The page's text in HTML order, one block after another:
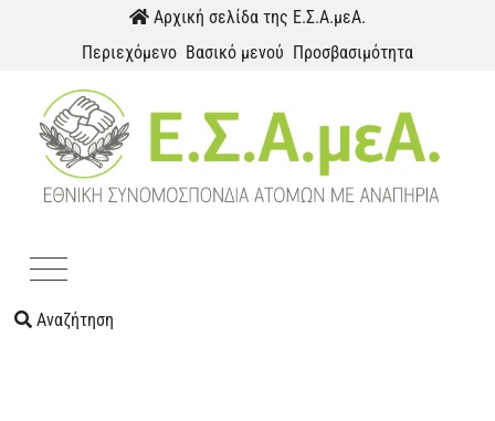
Παράκαμψη προς το περιεχόμενοΑρχική σελίδα της Ε.Σ.Α.μεΑ.
Περιεχόμενο Βασικό μενού Προσβασιμότητα
Αναζήτηση